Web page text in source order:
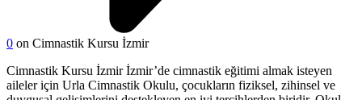
0 on Cimnastik Kursu İzmir
Cimnastik Kursu İzmir İzmir’de cimnastik eğitimi almak isteyen
aileler için Urla Cimnastik Okulu, çocukların fiziksel, zihinsel ve